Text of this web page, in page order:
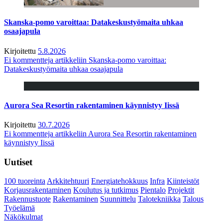
Skanska-pomo varoittaa: Datakeskustyömaita uhkaa
osaajapula
Kirjoitettu 5.8.2026
Ei kommentteja artikkeliin Skanska-pomo varoittaa:
Datakeskustyömaita uhkaa osaajapula
Aurora Sea Resortin rakentaminen käynnistyy Iissä
Kirjoitettu 30.7.2026
Ei kommentteja artikkeliin Aurora Sea Resortin rakentaminen
käynnistyy Iissä
Uutiset
100 tuoreintaArkkitehtuuri Energiatehokkuus Infra Kiinteistöt
Korjausrakentaminen Koulutus ja tutkimus Pientalo Projektit
Rakennustuote Rakentaminen Suunnittelu Talotekniikka Talous
Työelämä
Näkökulmat